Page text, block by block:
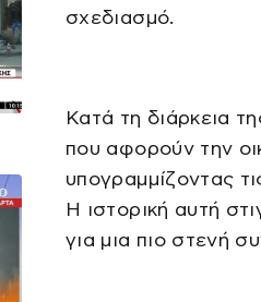
σχεδιασμό.
Κατά τη διάρκεια
που αφορούν την
υπογραμμίζοντας
Η ιστορική αυτή
για μια πιο στενή